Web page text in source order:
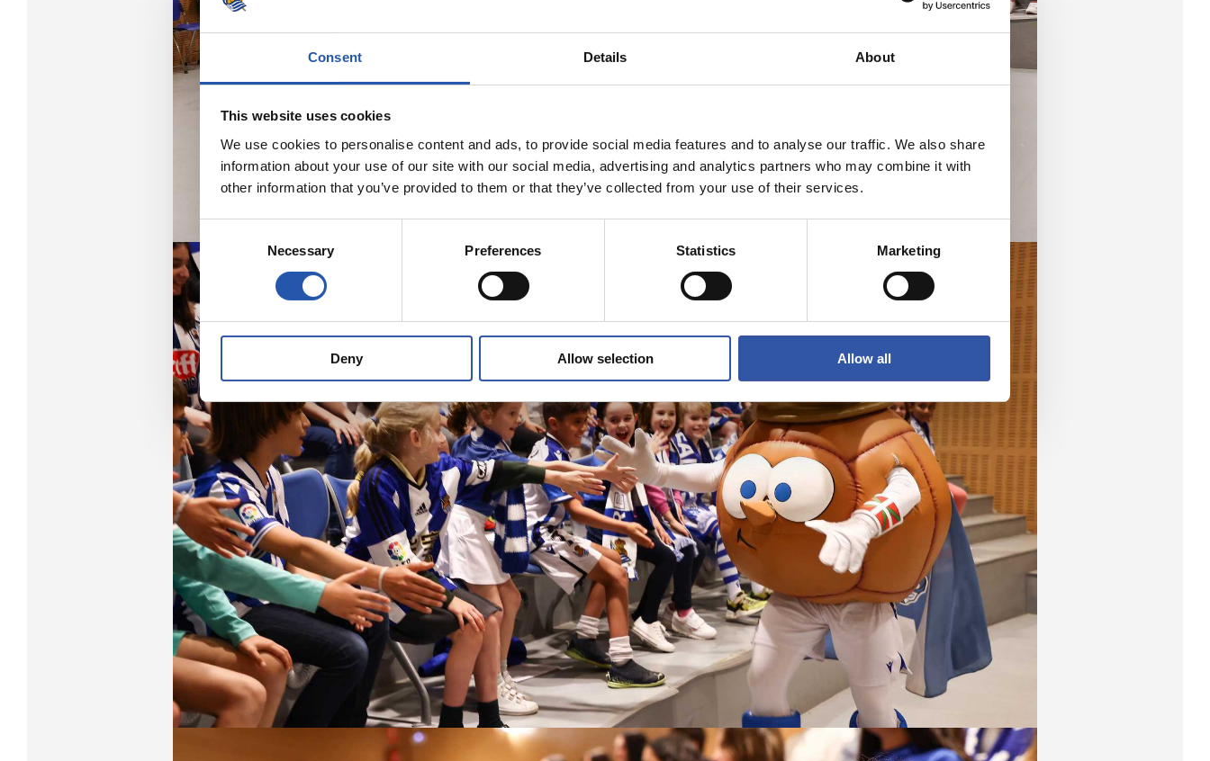
Consent Details About
This website uses cookies
We use cookies to personalise content and ads, to provide social media features and to analyse our traffic. We also share
information about your use of our site with our social media, advertising and analytics partners who may combine it with
other information that you’ve provided to them or that they’ve collected from your use of their services.
Selection
Necessary Preferences Statistics Marketing
Deny Allow selection Allow all